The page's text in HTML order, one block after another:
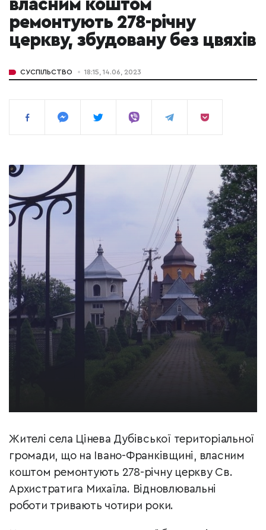
власним коштом
ремонтують 278-річну
церкву, збудовану без цвяхів
СУСПІЛЬСТВО 18:15, 14.06, 2023
Жителі села Цінева Дубівської територіальної
громади, що на Івано-Франківщині, власним
коштом ремонтують 278-річну церкву Св.
Архистратига Михаїла. Відновлювальні
роботи тривають чотири роки.